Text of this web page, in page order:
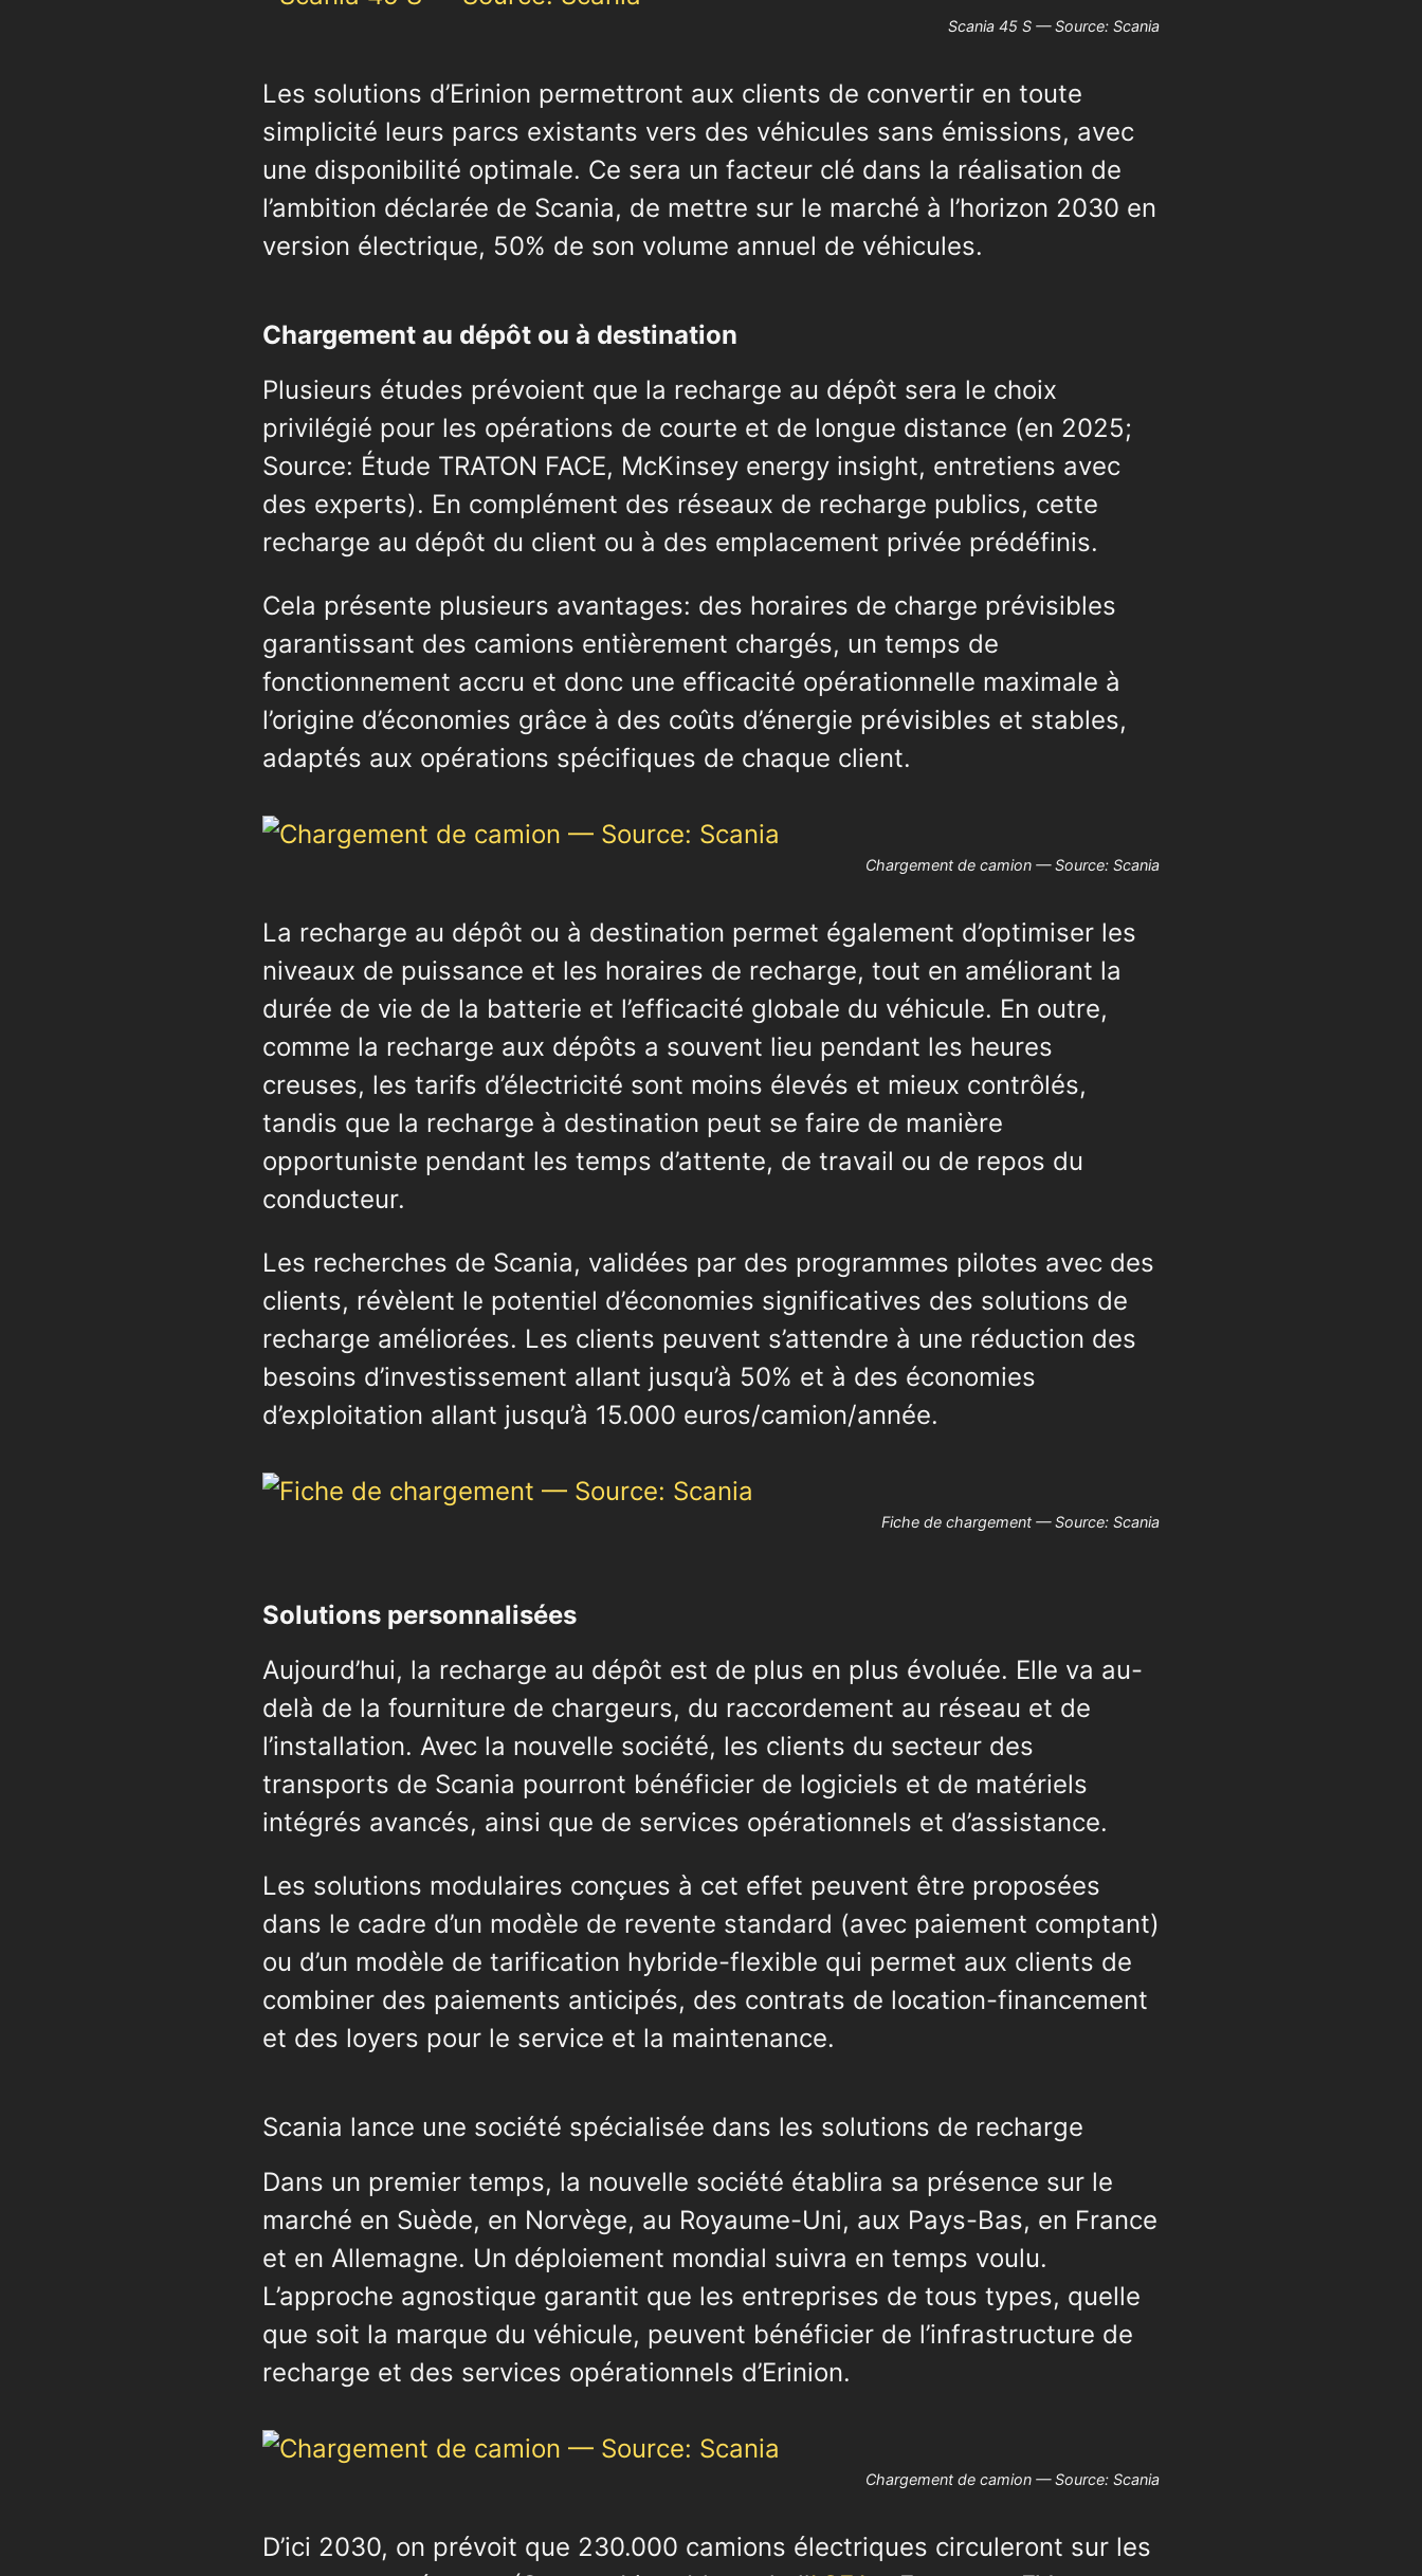
Scania 45 S — Source: Scania
Les solutions d’Erinion permettront aux clients de convertir en toute
simplicité leurs parcs existants vers des véhicules sans émissions, avec
une disponibilité optimale. Ce sera un facteur clé dans la réalisation de
l’ambition déclarée de Scania, de mettre sur le marché à l’horizon 2030 en
version électrique, 50% de son volume annuel de véhicules.
Chargement au dépôt ou à destination
Plusieurs études prévoient que la recharge au dépôt sera le choix
privilégié pour les opérations de courte et de longue distance (en 2025;
Source: Étude TRATON FACE, McKinsey energy insight, entretiens avec
des experts). En complément des réseaux de recharge publics, cette
recharge au dépôt du client ou à des emplacement privée prédéfinis.
Cela présente plusieurs avantages: des horaires de charge prévisibles
garantissant des camions entièrement chargés, un temps de
fonctionnement accru et donc une efficacité opérationnelle maximale à
l’origine d’économies grâce à des coûts d’énergie prévisibles et stables,
adaptés aux opérations spécifiques de chaque client.
Chargement de camion — Source: Scania
La recharge au dépôt ou à destination permet également d’optimiser les
niveaux de puissance et les horaires de recharge, tout en améliorant la
durée de vie de la batterie et l’efficacité globale du véhicule. En outre,
comme la recharge aux dépôts a souvent lieu pendant les heures
creuses, les tarifs d’électricité sont moins élevés et mieux contrôlés,
tandis que la recharge à destination peut se faire de manière
opportuniste pendant les temps d’attente, de travail ou de repos du
conducteur.
Les recherches de Scania, validées par des programmes pilotes avec des
clients, révèlent le potentiel d’économies significatives des solutions de
recharge améliorées. Les clients peuvent s’attendre à une réduction des
besoins d’investissement allant jusqu’à 50% et à des économies
d’exploitation allant jusqu’à 15.000 euros/camion/année.
Fiche de chargement — Source: Scania
Solutions personnalisées
Aujourd’hui, la recharge au dépôt est de plus en plus évoluée. Elle va au-
delà de la fourniture de chargeurs, du raccordement au réseau et de
l’installation. Avec la nouvelle société, les clients du secteur des
transports de Scania pourront bénéficier de logiciels et de matériels
intégrés avancés, ainsi que de services opérationnels et d’assistance.
Les solutions modulaires conçues à cet effet peuvent être proposées
dans le cadre d’un modèle de revente standard (avec paiement comptant)
ou d’un modèle de tarification hybride-flexible qui permet aux clients de
combiner des paiements anticipés, des contrats de location-financement
et des loyers pour le service et la maintenance.
Scania lance une société spécialisée dans les solutions de recharge
Dans un premier temps, la nouvelle société établira sa présence sur le
marché en Suède, en Norvège, au Royaume-Uni, aux Pays-Bas, en France
et en Allemagne. Un déploiement mondial suivra en temps voulu.
L’approche agnostique garantit que les entreprises de tous types, quelle
que soit la marque du véhicule, peuvent bénéficier de l’infrastructure de
recharge et des services opérationnels d’Erinion.
Chargement de camion — Source: Scania
D’ici 2030, on prévoit que 230.000 camions électriques circuleront sur les